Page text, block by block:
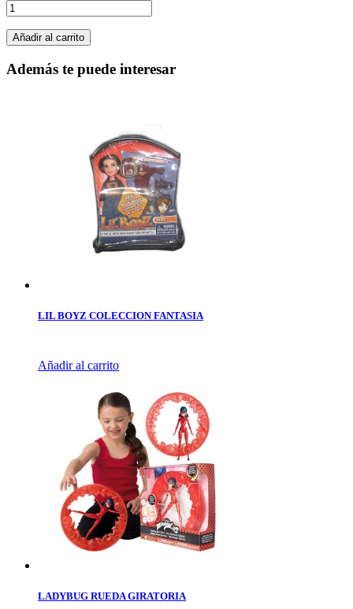
Añadir al carrito
Además te puede interesar
LIL BOYZ COLECCION FANTASIA
Añadir al carrito
LADYBUG RUEDA GIRATORIA